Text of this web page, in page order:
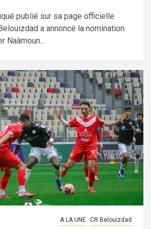
publié sur sa page officielle
a annoncé la nomination
Naâmoun...
A LA UNE CR Belouizdad